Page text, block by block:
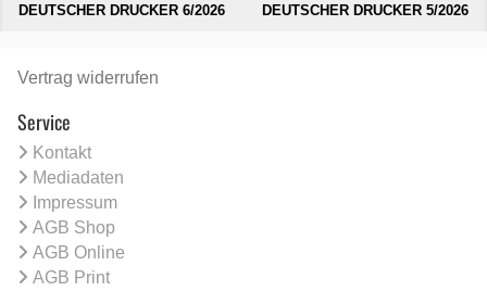
DEUTSCHER DRUCKER 6/2026 DEUTSCHER DRUCKER 5/2026
Vertrag widerrufen
Service
Kontakt
Mediadaten
Impressum
AGB Shop
AGB Online
AGB Print